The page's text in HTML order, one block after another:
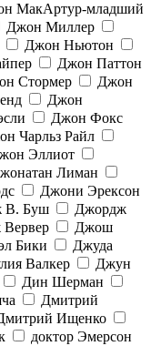
МакАртур-младший
Джон Миллер
Джон Ньютон
Джон Паттон
Стормер
Джон
Джон
Джон Фокс
Чарльз Райл
Эллиот
Лиман
Джони Эрексон
В. Буш
Джордж
Джош
Бики
Джуда
Валкер
Джун
Дин Шерман
Дмитрий
Ищенко
доктор Эмерсон